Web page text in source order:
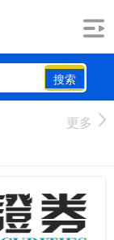
搜索
更多